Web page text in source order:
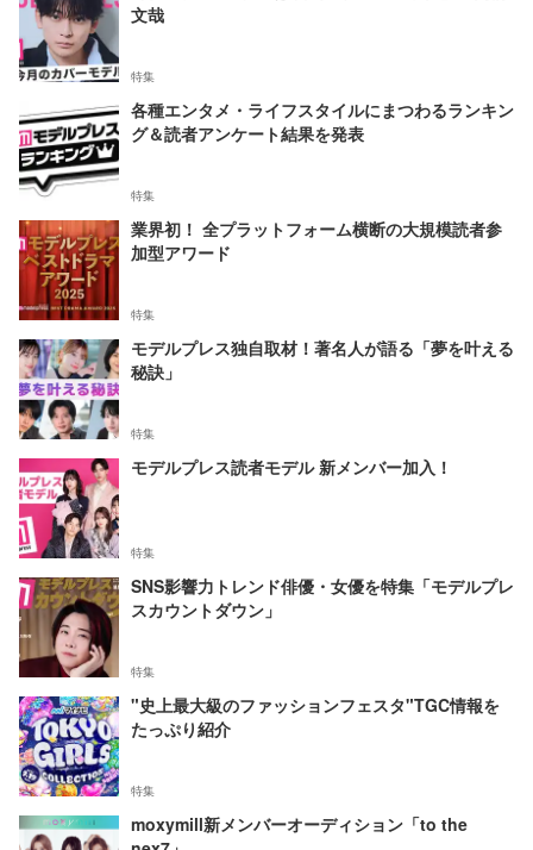
文哉
特集
各種エンタメ・ライフスタイルにまつわるランキン
グ＆読者アンケート結果を発表
特集
業界初！ 全プラットフォーム横断の大規模読者参
加型アワード
特集
モデルプレス独自取材！著名人が語る「夢を叶える
秘訣」
特集
モデルプレス読者モデル 新メンバー加入！
特集
SNS影響力トレンド俳優・女優を特集「モデルプレ
スカウントダウン」
特集
"史上最大級のファッションフェスタ"TGC情報を
たっぷり紹介
特集
moxymill新メンバーオーディション「to the